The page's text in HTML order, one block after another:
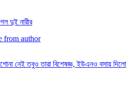
দুই নারীর
from author
নেই তবুও তারা বিশেষজ্ঞ, ইউএনও বসায় দিলো